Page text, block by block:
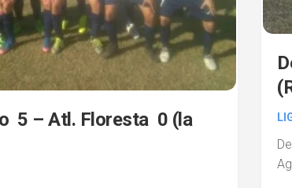
5 – Atl. Floresta 0 (la